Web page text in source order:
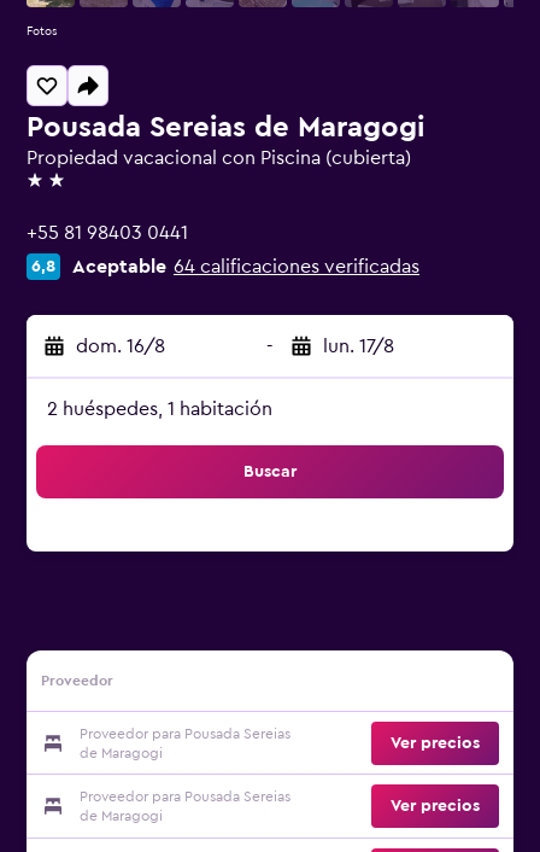
Pousada Sereias de Maragogi
Propiedad vacacional con Piscina (cubierta)
2 estrellas
+55 81 98403 0441
6,8 Aceptable 64 calificaciones verificadas
dom. 16/8 - lun. 17/8
2 huéspedes, 1 habitación
Buscar
Proveedor
Proveedor para Pousada Sereias
de Maragogi
Ver precios
Proveedor para Pousada Sereias
de Maragogi
Ver precios
Fotos